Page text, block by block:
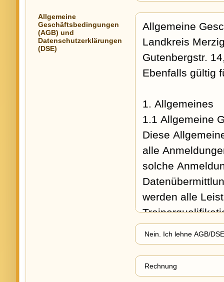
Allgemeine
Geschäftsbedingungen
(AGB) und
Datenschutzerklärungen
(DSE)